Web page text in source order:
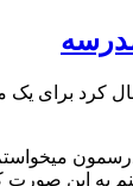
کرد برای یک
به این صورت